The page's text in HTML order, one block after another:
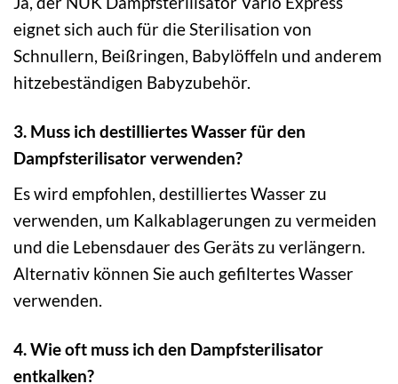
eignet sich auch für die Sterilisation von
Schnullern, Beißringen, Babylöffeln und anderem
hitzebeständigen Babyzubehör.
3. Muss ich destilliertes Wasser für den
Dampfsterilisator verwenden?
Es wird empfohlen, destilliertes Wasser zu
verwenden, um Kalkablagerungen zu vermeiden
und die Lebensdauer des Geräts zu verlängern.
Alternativ können Sie auch gefiltertes Wasser
verwenden.
4. Wie oft muss ich den Dampfsterilisator
entkalken?